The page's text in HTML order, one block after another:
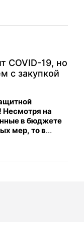
COVID-19, но
с закупкой
на
в бюджете
мер, то в
медзащиты.